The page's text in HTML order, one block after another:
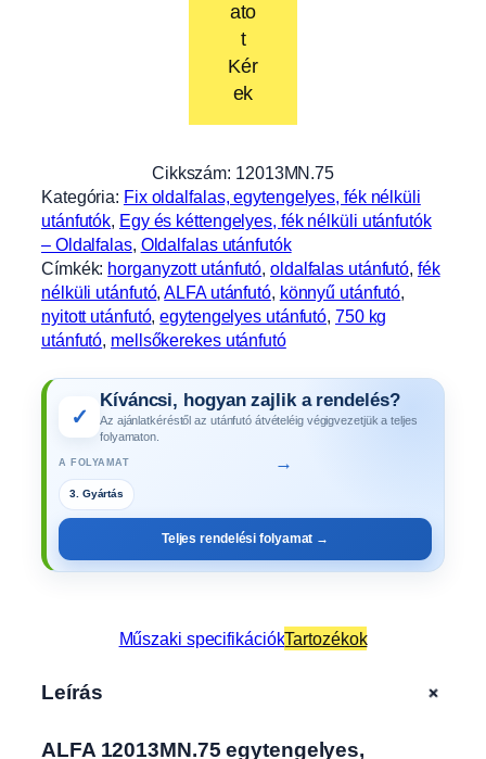
ato
t
Kér
ek
Cikkszám: 12013MN.75
Kategória: Fix oldalfalas, egytengelyes, fék nélküli
utánfutók Egy és kéttengelyes, fék nélküli utánfutók
– Oldalfalas, Oldalfalas utánfutók
Címkék: horganyzott utánfutó , oldalfalas utánfutó fék
nélküli utánfutó, ALFA utánfutó, könnyű utánfutó
nyitott utánfutó, egytengelyes utánfutó 750 kg
utánfutó mellsőkerekes utánfutó
✓
Kíváncsi, hogyan zajlik a rendelés?
Az ajánlatkéréstől az utánfutó átvételéig végigvezetjük a teljes
folyamaton.
A FOLYAMAT →
Teljes rendelési folyamat →
Műszaki specifikációkTartozékok
Leírás +
ALFA 12013MN.75 egytengelyes,